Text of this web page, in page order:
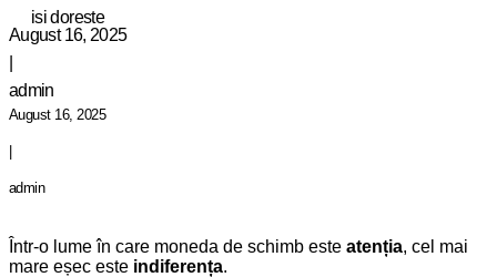
isi doreste
August 16, 2025
admin
August 16, 2025
|
admin
Într-o lume în care moneda de schimb este atenția, cel mai
mare eșec este indiferența.